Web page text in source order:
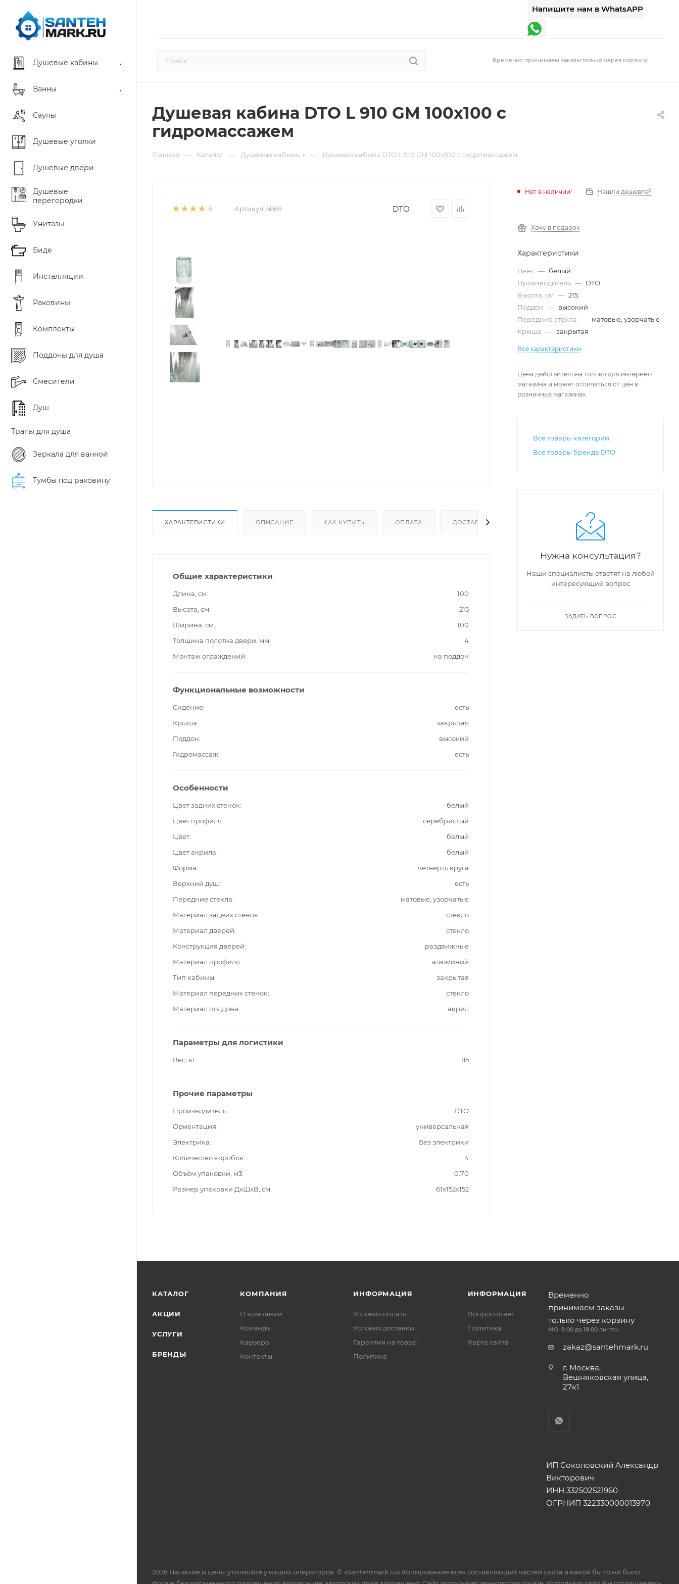
Напишите нам в WhatsAPP
Временно принимаем заказы только через корзину
Душевые кабины
Ванны
Сауны
Душевые уголки
Душевые двери
Душевые
перегородки
Унитазы
Биде
Инсталляции
Раковины
Комплекты
Поддоны для душа
Смесители
Душ
Трапы для душа
Зеркала для ванной
Тумбы под раковину
Душевая кабина DTO L 910 GM 100x100 с
гидромассажем
Главная — Каталог — Душевые кабины — Душевая кабина DTO L 910 GM 100x100 с гидромассажем
Артикул: 5869 DTO
ХАРАКТЕРИСТИКИ ОПИСАНИЕ КАК КУПИТЬ ОПЛАТА ДОСТАВКА
Общие характеристики
Длина, см
100
Высота, см
215
Ширина, см
100
Толщина полотна двери, мм
4
Монтаж ограждений
на поддон
Функциональные возможности
Сидение
есть
Крыша
закрытая
Поддон
высокий
Гидромассаж
есть
Особенности
Цвет задних стенок
белый
Цвет профиля
серебристый
Цвет
белый
Цвет акрила
белый
Форма
четверть круга
Верхний душ
есть
Передние стекла
матовые, узорчатые
Материал задних стенок
стекло
Материал дверей
стекло
Конструкция дверей
раздвижные
Материал профиля
алюминий
Тип кабины
закрытая
Материал передних стенок
стекло
Материал поддона
акрил
Параметры для логистики
Вес, кг 85
Прочие параметры
Производитель
DTO
Ориентация
универсальная
Электрика
Без электрики
Количество коробок
4
Объём упаковки, м3
0.70
Размер упаковки ДxШxВ, см
61x152x152
Нет в наличии! Нашли дешевле?
Хочу в подарок
Характеристики
Цвет — белый
Производитель — DTO
Высота, см — 215
Поддон — высокий
Передние стекла — матовые, узорчатые
Крыша — закрытая
Все характеристики
Цена действительна только для интернет-
магазина и может отличаться от цен в
розничных магазинах
Все товары категории
Все товары бренда DTO
Нужна консультация?
Наши специалисты ответят на любой
интересующий вопрос
ЗАДАТЬ ВОПРОС
КАТАЛОГ
АКЦИИ
УСЛУГИ
БРЕНДЫ
КОМПАНИЯ
О компании
Команда
Карьера
Контакты
ИНФОРМАЦИЯ
Условия оплаты
Условия доставки
Гарантия на товар
Политика
ИНФОРМАЦИЯ
Вопрос-ответ
Политика
Карта сайта
Временно
принимаем заказы
только через корзину
МО: 9:00 до 18:00 пн-птн
zakaz@santehmark.ru
г. Москва,
Вешняковская улица,
27к1
ИП Соколовский Александр
Викторович
ИНН 332502521960
ОГРНИП 322330000013970
2026 Наличие и цены уточняйте у наших операторов. © «Santehmark.ru» Копирование всех составляющих частей сайта в какой бы то ни было